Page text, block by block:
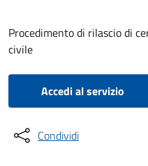
Procedimento di rilascio di
civile
Accedi al servizio
Condividi